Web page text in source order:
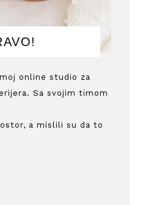
online studio za
Sa svojim timom
a mislili su da to